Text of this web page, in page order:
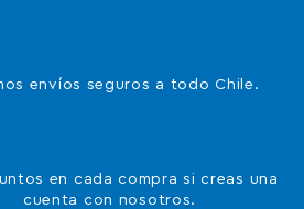
envíos seguros a todo Chile.
en cada compra si creas una
cuenta con nosotros.